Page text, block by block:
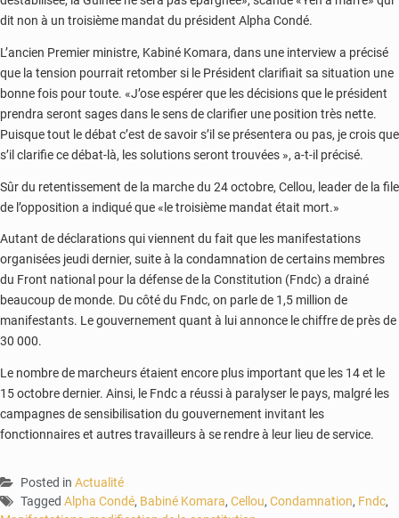
dit non à un troisième mandat du président Alpha Condé.
L’ancien Premier ministre, Kabiné Komara, dans une interview a précisé
que la tension pourrait retomber si le Président clarifiait sa situation une
bonne fois pour toute. «J’ose espérer que les décisions que le président
prendra seront sages dans le sens de clarifier une position très nette.
Puisque tout le débat c’est de savoir s’il se présentera ou pas, je crois que
s’il clarifie ce débat-là, les solutions seront trouvées », a-t-il précisé.
Sûr du retentissement de la marche du 24 octobre, Cellou, leader de la file
de l’opposition a indiqué que «le troisième mandat était mort.»
Autant de déclarations qui viennent du fait que les manifestations
organisées jeudi dernier, suite à la condamnation de certains membres
du Front national pour la défense de la Constitution (Fndc) a drainé
beaucoup de monde. Du côté du Fndc, on parle de 1,5 million de
manifestants. Le gouvernement quant à lui annonce le chiffre de près de
30 000.
Le nombre de marcheurs étaient encore plus important que les 14 et le
15 octobre dernier. Ainsi, le Fndc a réussi à paralyser le pays, malgré les
campagnes de sensibilisation du gouvernement invitant les
fonctionnaires et autres travailleurs à se rendre à leur lieu de service.
Posted in Actualité
Tagged Alpha Condé, Babiné Komara, Cellou, Condamnation, Fndc,